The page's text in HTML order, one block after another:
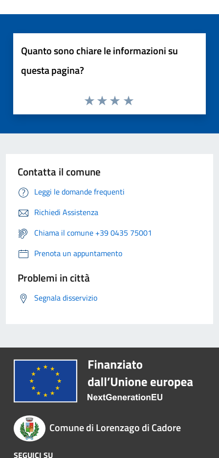
Quanto sono chiare le informazioni su
questa pagina?
Contatta il comune
Leggi le domande frequenti
Richiedi Assistenza
Chiama il comune +39 0435 75001
Prenota un appuntamento
Problemi in città
Segnala disservizio
Comune di Lorenzago di Cadore
SEGUICI SU